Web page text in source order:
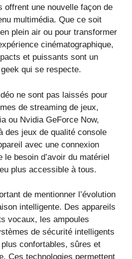
offrent une nouvelle façon de
multimédia. Que ce soit
plein air ou pour transformer
cinématographique,
et puissants sont un
qui se respecte.
ne sont pas laissés pour
de streaming de jeux,
ou Nvidia GeForce Now,
des jeux de qualité console
avec une connexion
le besoin d’avoir du matériel
plus accessible à tous.
de mentionner l’évolution
intelligente. Des appareils
vocaux, les ampoules
de sécurité intelligents
confortables, sûres et
Ces technologies permettent